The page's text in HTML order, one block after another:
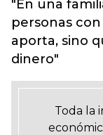
"En una
personas
aporta, sino
dinero"
Toda la